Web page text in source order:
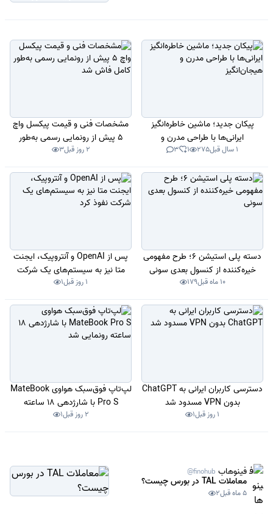
پیکان جدید؛ ماشین خاطره‌انگیز
ایرانی‌ها با طراحی مدرن و
هیجان‌انگیز
1 سال قبل 275
1
3
مشخصات فنی و قیمت پیکسل واچ
5 پیش از رونمایی رسمی به‌طور
کامل فاش شد
2 روز قبل 3
دسته پلی‌ استیشن 6؛ طرح مفهومی
خیره‌کننده از کنسول بعدی سونی
10 ماه قبل 179
پس از OpenAI و آنتروپیک، ایجنت
متا نیز به سیستم‌های یک شرکت
نفوذ کرد 1 روز قبل 1
دسترسی کاربران ایرانی به ChatGPT
بدون VPN مسدود شد
1 روز قبل 1
لپ‌تاپ فوق‌سبک هواوی MateBook
Pro S با شارژدهی 18 ساعته
رونمایی شد
2 روز قبل 1
فینوهاب @finohub
معاملات TAL در بورس چیست؟
5 ماه قبل 2